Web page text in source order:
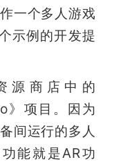
一个多人游戏
示例的开发提
源商店中的
》项目。因为
间运行的多人
能就是AR功